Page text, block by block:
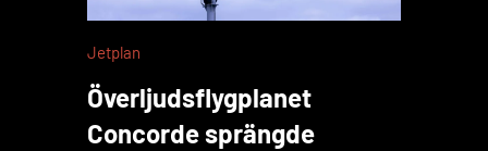
Jetplan
Överljudsflygplanet
Concorde sprängde